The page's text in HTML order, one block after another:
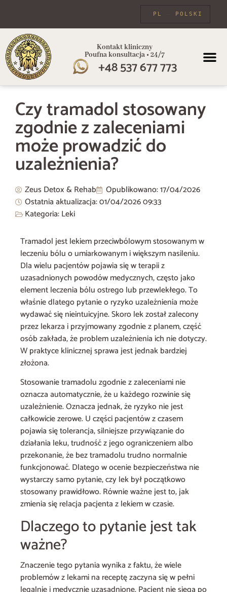
POLSKI
PL
Kontakt kliniczny
Poufna konsultacja • 24/7
+48 537 677 773
Czy tramadol stosowany
zgodnie z zaleceniami
może prowadzić do
uzależnienia?
Zeus Detox & Rehab Opublikowano:17/04/2026
Ostatnia aktualizacja: 01/04/202609:33
Kategoria:Leki
Tramadol jest lekiem przeciwbólowym stosowanym w
leczeniu bólu o umiarkowanym i większym nasileniu.
Dla wielu pacjentów pojawia się w terapii z
uzasadnionych powodów medycznych, często jako
element leczenia bólu ostrego lub przewlekłego. To
właśnie dlatego pytanie o ryzyko uzależnienia może
wydawać się nieintuicyjne. Skoro lek został zalecony
przez lekarza i przyjmowany zgodnie z planem, część
osób zakłada, że problem uzależnienia ich nie dotyczy.
W praktyce klinicznej sprawa jest jednak bardziej
złożona.
Stosowanie tramadolu zgodnie z zaleceniami nie
oznacza automatycznie, że u każdego rozwinie się
uzależnienie. Oznacza jednak, że ryzyko nie jest
całkowicie zerowe. U części pacjentów z czasem
pojawia się tolerancja, silniejsze przywiązanie do
działania leku, trudność z jego ograniczeniem albo
przekonanie, że bez tramadolu trudno normalnie
funkcjonować. Dlatego w ocenie bezpieczeństwa nie
wystarczy samo pytanie, czy lek był początkowo
stosowany prawidłowo. Równie ważne jest to, jak
zmienia się relacja pacjenta z lekiem w czasie.
Dlaczego to pytanie jest tak
ważne?
Znaczenie tego pytania wynika z faktu, że wiele
problemów z lekami na receptę zaczyna się w pełni